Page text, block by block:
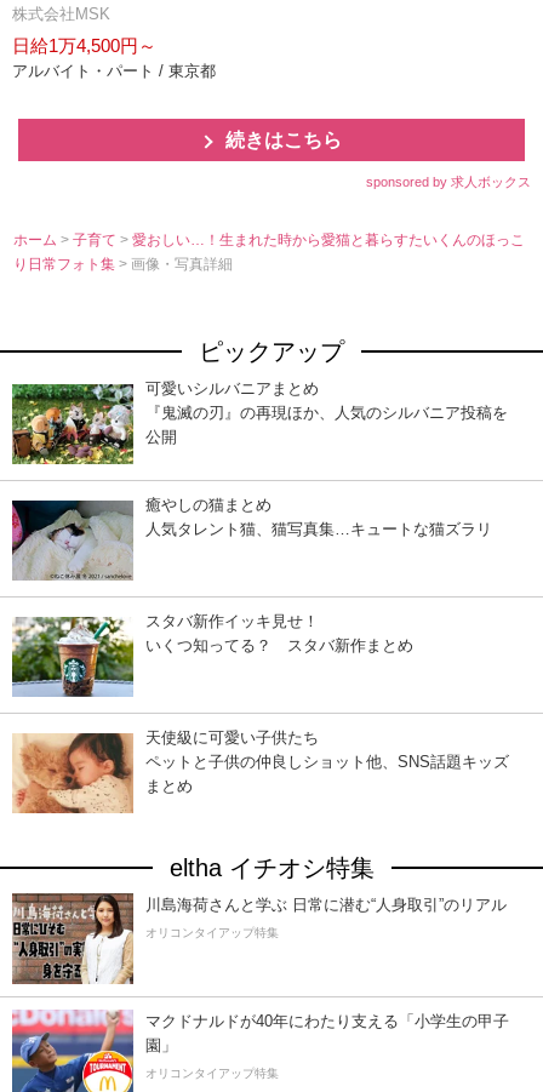
株式会社MSK
日給1万4,500円～
アルバイト・パート / 東京都
続きはこちら
sponsored by 求人ボックス
ホーム >子育て>愛おしい…！生まれた時から愛猫と暮らすたいくんのほっこ
り日常フォト集> 画像・写真詳細
ピックアップ
可愛いシルバニアまとめ
『鬼滅の刃』の再現ほか、人気のシルバニア投稿を
公開
癒やしの猫まとめ
人気タレント猫、猫写真集…キュートな猫ズラリ
スタバ新作イッキ見せ！
いくつ知ってる？ スタバ新作まとめ
天使級に可愛い子供たち
ペットと子供の仲良しショット他、SNS話題キッズ
まとめ
eltha イチオシ特集
川島海荷さんと学ぶ 日常に潜む“人身取引”のリアル
オリコンタイアップ特集
マクドナルドが40年にわたり支える「小学生の甲子
園」
オリコンタイアップ特集